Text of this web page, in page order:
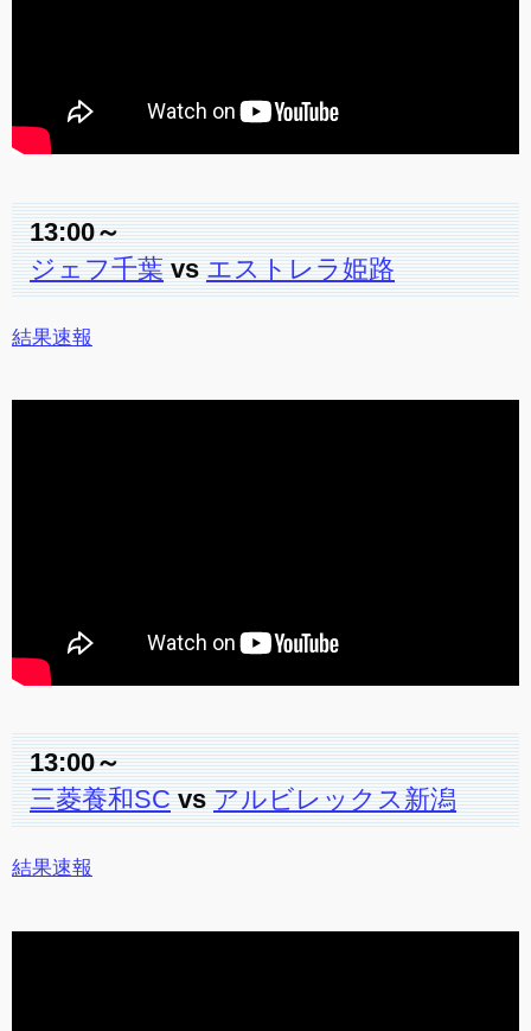
13:00～
ジェフ千葉vsエストレラ姫路
結果速報
13:00～
三菱養和SCvsアルビレックス新潟
結果速報